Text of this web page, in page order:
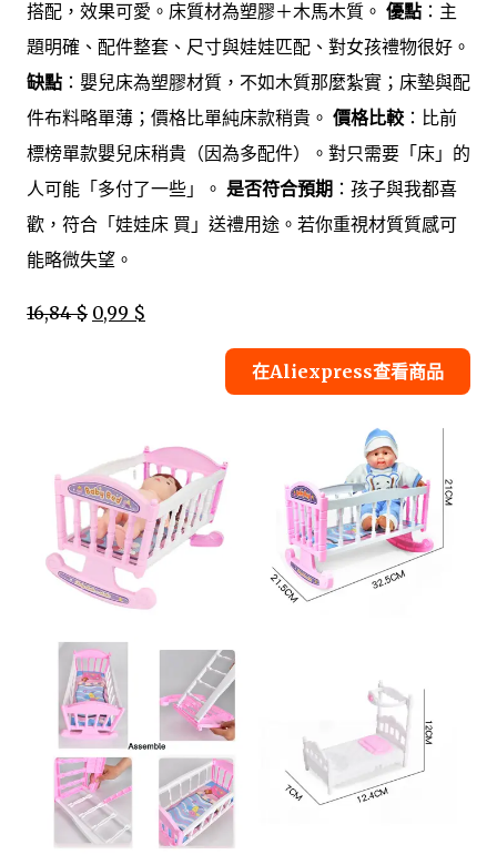
搭配，效果可愛。床質材為塑膠＋木馬木質。 優點 ：主
題明確、配件整套、尺寸與娃娃匹配、對女孩禮物很好。
缺點 ：嬰兒床為塑膠材質，不如木質那麼紮實；床墊與配
件布料略單薄；價格比單純床款稍貴。 價格比較 ：比前
標榜單款嬰兒床稍貴（因為多配件）。對只需要「床」的
人可能「多付了一些」。 是否符合預期 ：孩子與我都喜
歡，符合「娃娃床 買」送禮用途。若你重視材質質感可
能略微失望。
16,84 $ 0,99 $
在Aliexpress查看商品